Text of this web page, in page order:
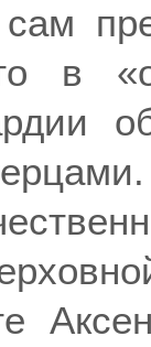
сам
в